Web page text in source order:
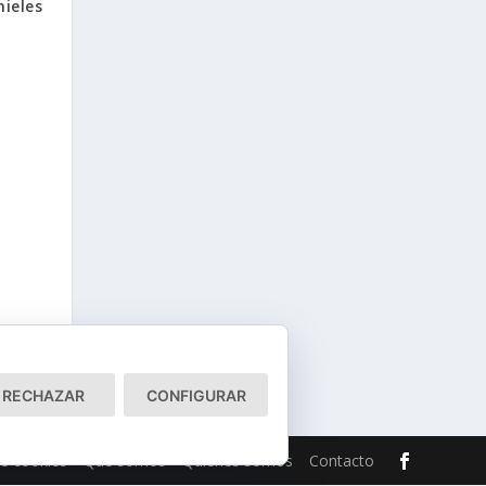
cookies Qué somos Quiénes somos Contacto
RECHAZAR CONFIGURAR